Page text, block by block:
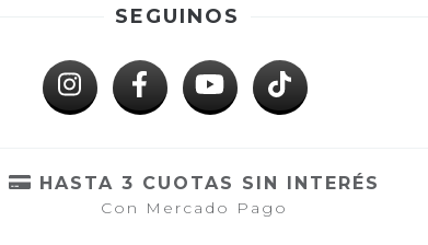
SEGUINOS
HASTA 3 CUOTAS SIN INTERÉS
Con Mercado Pago